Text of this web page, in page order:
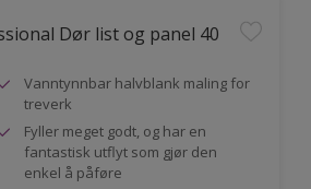
Dør list og panel 40
Vanntynnbar halvblank maling for
treverk
Fyller meget godt, og har en
fantastisk utflyt som gjør den
enkel å påføre